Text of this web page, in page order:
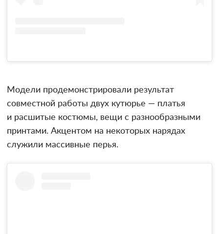
Модели продемонстрировали результат
совместной работы двух кутюрье — платья
и расшитые костюмы, вещи с разнообразными
принтами. Акцентом на некоторых нарядах
служили массивные перья.